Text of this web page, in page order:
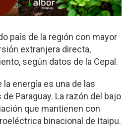
país de la región con mayor
extranjera directa,
según datos de la Cepal.
energía es una de las
Paraguay. La razón del bajo
que mantienen con
binacional de Itaipu.